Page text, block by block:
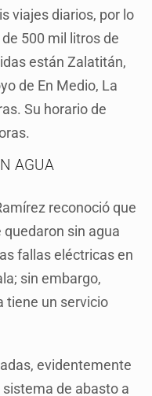
viajes diarios, por lo
500 mil litros de
están Zalatitán,
de En Medio, La
Su horario de
AGUA
reconoció que
sin agua
fallas eléctricas en
sin embargo,
tiene un servicio
evidentemente
de abasto a